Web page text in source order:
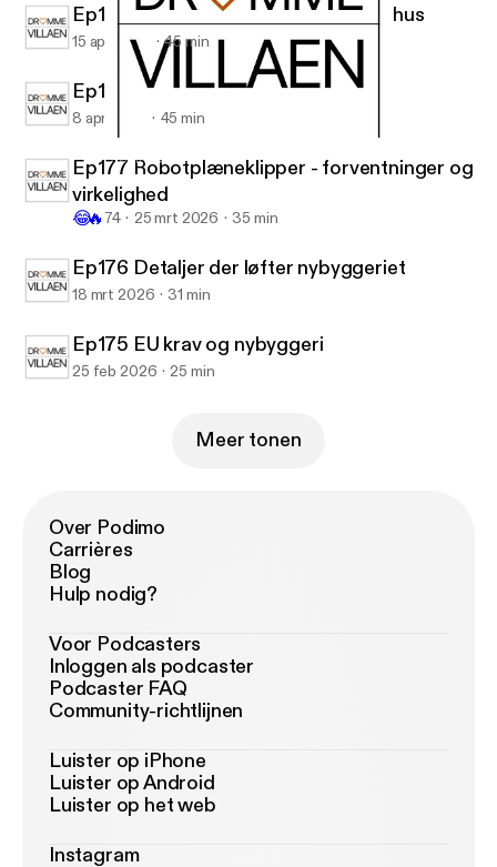
Drømmevillaen
Ep179 Materialerne i et klimavenligt hus
15 apr 2026 45 min
Ep178 Nye klimakrav i byggeriet
8 apr 2026 45 min
Ep177 Robotplæneklipper - forventninger og
virkelighed
😂🔥 74 25 mrt 2026 35 min
Ep176 Detaljer der løfter nybyggeriet
18 mrt 2026 31 min
Ep175 EU krav og nybyggeri
25 feb 2026 25 min
Meer tonen
Over Podimo
Carrières
Blog
Hulp nodig?
Voor Podcasters
Inloggen als podcaster
Podcaster FAQ
Community-richtlijnen
Luister op iPhone
Luister op Android
Luister op het web
Instagram